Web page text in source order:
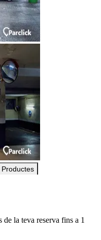
Productes
la teva reserva fins a 1